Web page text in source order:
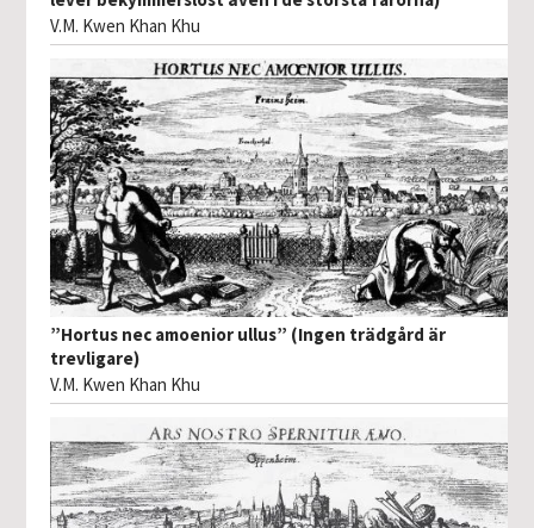
V.M. Kwen Khan Khu
”Hortus nec amoenior ullus” (Ingen trädgård är
trevligare)
V.M. Kwen Khan Khu